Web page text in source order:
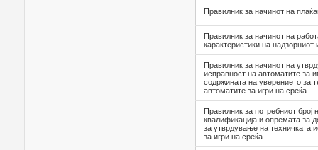
Правилник за начинот на
Правилник за начинот на
карактеристики на
Правилник за начинот на
исправност на автоматите за
содржината на уверението за
автоматите за игри на среќа
Правилник за потребниот број
квалификација и опремата за
за утврдување на техничката
за игри на среќа